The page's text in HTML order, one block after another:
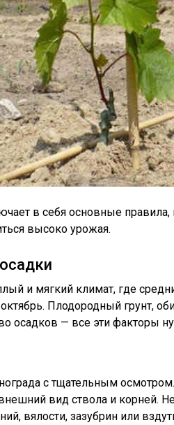
в себя основные
высоко урожая.
и мягкий климат, где
Плодородный грунт,
осадков — все эти факторы
с тщательным
вид ствола и корней.
вялости, зазубрин или